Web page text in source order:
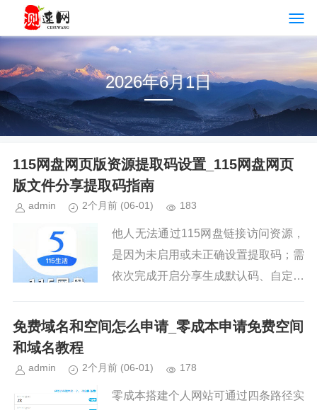
2026年6月1日
115网盘网页版资源提取码设置_115网盘网页
版文件分享提取码指南
admin 2个月前 (06-01) 183
他人无法通过115网盘链接访问资源，
是因为未启用或未正确设置提取码；需
依次完成开启分享生成默认码、自定义
五步操作。如果您已上传文件至115网
免费域名和空间怎么申请_零成本申请免费空间
和域名教程
admin 2个月前 (06-01) 178
零成本搭建个人网站可通过四条路径实